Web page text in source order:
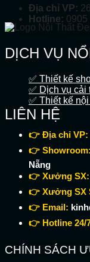
Địa chỉ VP:
Hotline: 0905
DỊCH VỤ
✅ Thiết kế
✅ Dịch vụ cải
✅ Thiết kế
LIÊN HỆ
👉 Địa chỉ VP:
👉 Showroom:
Nẵng
👉 Xưởng SX:
👉 Xưởng SX
👉 Email:
👉 Hotline 24/
CHÍNH SÁCH